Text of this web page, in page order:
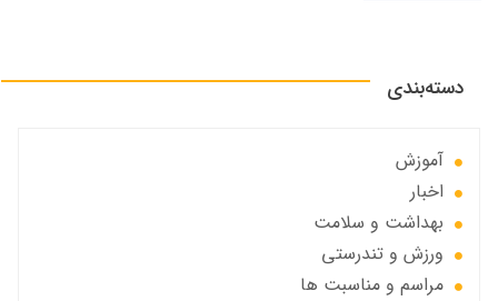
دسته‌بندی
آموزش
اخبار
بهداشت و سلامت
ورزش و تندرستی
مراسم و مناسبت ها